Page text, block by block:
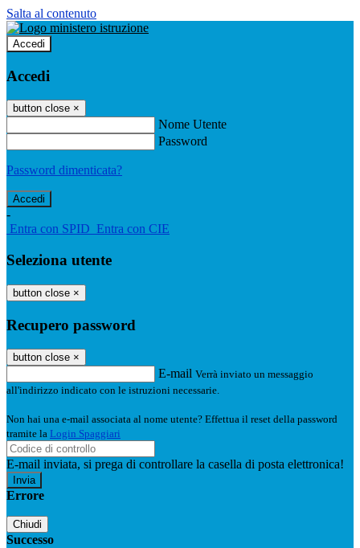
Salta al contenuto
Accedi
Accedi
button close ×
Nome Utente
Password
Password dimenticata?
-
Entra con SPID Entra con CIE
Seleziona utente
button close ×
Recupero password
button close ×
E-mail Verrà inviato un messaggio
all'indirizzo indicato con le istruzioni necessarie.
Non hai una e-mail associata al nome utente? Effettua il reset della password
tramite la Login Spaggiari
E-mail inviata, si prega di controllare la casella di posta elettronica!
Errore
Chiudi
Successo